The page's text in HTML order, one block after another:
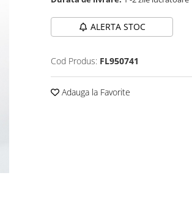
ALERTA STOC
Cod Produs: FL950741
Adauga la Favorite